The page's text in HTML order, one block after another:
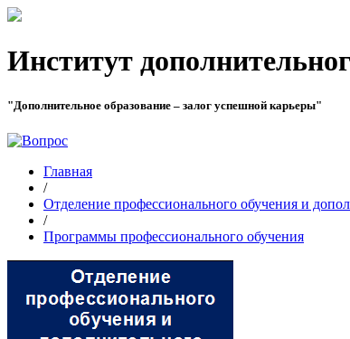
Институт
"Дополнительное образование – залог успешной карьеры"
Главная
/
Отделение профессионального обучения и
/
Программы профессионального обучения